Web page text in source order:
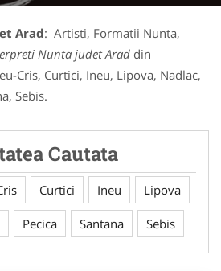
Arad: Artisti, Formatii Nunta,
Nunta judet Arad din
Cris, Curtici, Ineu, Lipova, Nadlac,
Sebis.
Cautata
Curtici Ineu Lipova
Pecica Santana Sebis